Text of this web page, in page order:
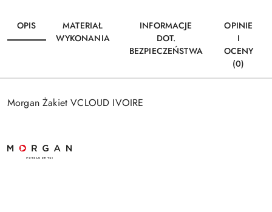
OPIS
MATERIAŁ
WYKONANIA
INFORMACJE
DOT.
BEZPIECZEŃSTWA
OPINIE
I
OCENY
(0)
Morgan Żakiet VCLOUD IVOIRE